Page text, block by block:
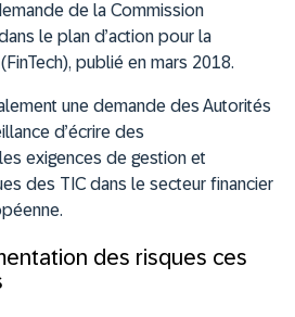
de la Commission
le plan d’action pour la
publié en mars 2018.
une demande des Autorités
d’écrire des
exigences de gestion et
des TIC dans le secteur financier
des risques ces